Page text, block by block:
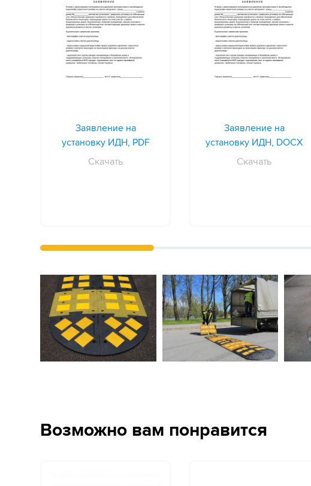
Заявление на
установку ИДН, PDF
Скачать
Заявление на
установку ИДН, DOCX
Скачать
Возможно вам понравится